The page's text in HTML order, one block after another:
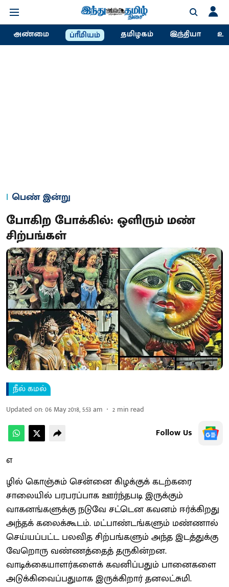
அண்மை ப்ரீமியம் தமிழகம் இந்தியா
பெண் இன்று
போகிற போக்கில்: ஒளிரும் மண்
சிற்பங்கள்
நீல் கமல்
Updated on:06 May 2018, 5:53 am 2 min read
Follow Us
எ
ழில் கொஞ்சும் சென்னை கிழக்குக் கடற்கரை
சாலையில் பரபரப்பாக ஊர்ந்தபடி இருக்கும்
வாகனங்களுக்கு நடுவே சட்டென கவனம் ஈர்க்கிறது
அந்தக் கலைக்கூடம். மட்பாண்டங்களும் மண்ணால்
செய்யப்பட்ட பலவித சிற்பங்களும் அந்த இடத்துக்கு
வேறொரு வண்ணத்தைத் தருகின்றன.
வாடிக்கையாளர்களைக் கவனிப்பதும் பானைகளை
அடுக்கிவைப்பதுமாக இருக்கிறார் தனலட்சுமி.